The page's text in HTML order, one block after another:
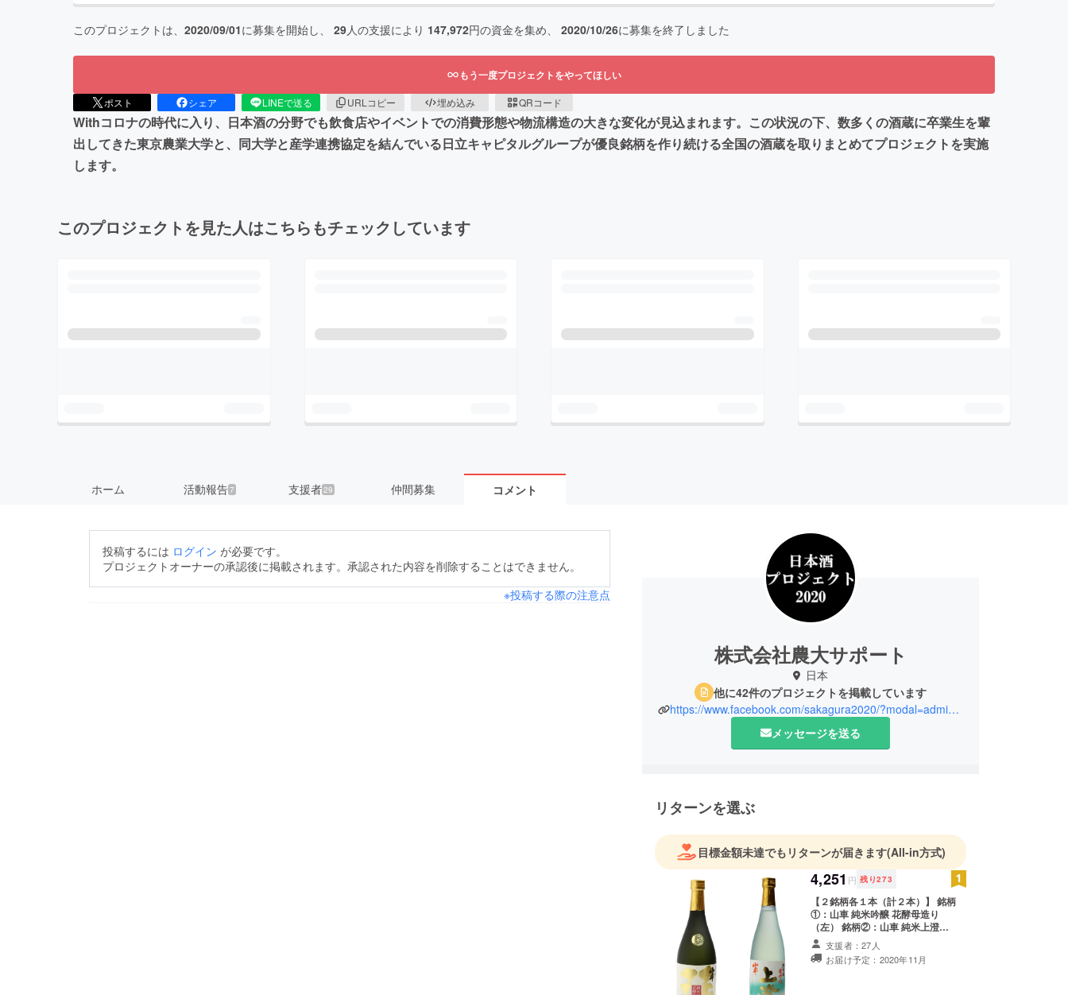
このプロジェクトは、 2020/09/01に募集を開始し、 29人の支援により 147,972円の資金を集め、 2020/10/26に募集を終了しました
もう一度プロジェクトをやってほしい
ポスト シェア LINEで送る URLコピー 埋め込み QRコード
Withコロナの時代に入り、日本酒の分野でも飲食店やイベントでの消費形態や物流構造の大きな変化が見込まれます。この状況の下、数多くの酒蔵に卒業生を輩
出してきた東京農業大学と、同大学と産学連携協定を結んでいる日立キャピタルグループが優良銘柄を作り続ける全国の酒蔵を取りまとめてプロジェクトを実施
します。
このプロジェクトを見た人はこちらもチェックしています
ホーム 活動報告7 支援者 29 仲間募集 コメント
投稿するには ログイン が必要です。
プロジェクトオーナーの承認後に掲載されます。承認された内容を削除することはできません。
※投稿する際の注意点
株式会社農大サポート
日本
他に42件のプロジェクトを掲載しています
https://www.facebook.com/sakagura2020/?modal=admin_todo_tour
メッセージを送る
リターンを選ぶ
目標金額未達でもリターンが届きます(All-in方式)
4,251 円 残り273
【２銘柄各１本（計２本）】 銘柄
①：山車 純米吟醸 花酵母造り
（左） 銘柄②：山車 純米上澄
（右） サイズ：4合瓶720ml ※ 送料
込み ※ リターン発送は2020年11月
を予定しております ※ 20歳未満の飲
支援者：27人
お届け予定：2020年11月